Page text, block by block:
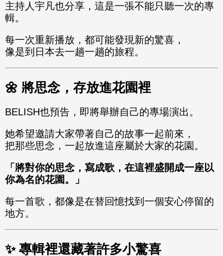
主持人宇凡也分享，這是一張不能只聽一次的專
輯。
每一次重新播放，都可能發現新的驚喜，
像是到日本去一趟一趟的旅程。
🌼 將思念，存放進花園裡
BELISH也預告，即將舉辦自己的專場演出。
她希望邀請大家帶著自己的故事一起前來，
把那些思念，一起放進這座屬於大家的花園。
「將對你的思念，寫成歌，在這裡盛開成一座以
你為名的花園。」
每一首歌，都像是在替回憶找到一個安心停留的
地方。
✨ 專輯裡還藏著許多小驚喜